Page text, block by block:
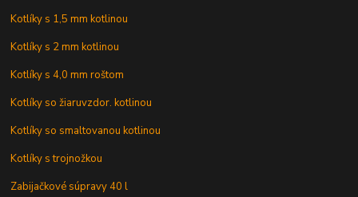
Kotlíky s 1,5 mm kotlinou
Kotlíky s 2 mm kotlinou
Kotlíky s 4,0 mm roštom
Kotlíky so žiaruvzdor. kotlinou
Kotlíky so smaltovanou kotlinou
Kotlíky s trojnožkou
Zabijačkové súpravy 40 l